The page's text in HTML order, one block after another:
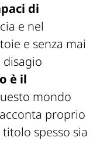
di
e nel
e senza mai
è il
mondo
proprio
spesso sia